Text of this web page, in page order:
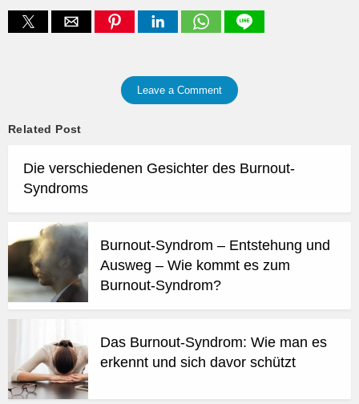
Leave a Comment
Related Post
Die verschiedenen Gesichter des Burnout-
Syndroms
Burnout-Syndrom – Entstehung und
Ausweg – Wie kommt es zum
Burnout-Syndrom?
Das Burnout-Syndrom: Wie man es
erkennt und sich davor schützt